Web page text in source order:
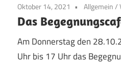
Weststadt
–
Darmstadt
Oktober 14, 2021 Allgemein/
Das
Am Donnerstag den
Uhr bis 17 Uhr das